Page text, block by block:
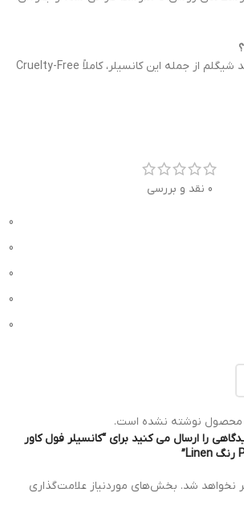
خیر، تمام محصولات برند شیگلم از جمله این کانسیلر، کاملاً Cruelty-Free
0 نقد و بررسی
0
0
0
0
0
محصول نوشته نشده است.
را ارسال می کنید برای “کانسیلر فول کاور
نخواهد شد. بخش‌های موردنیاز علامت‌گذاری